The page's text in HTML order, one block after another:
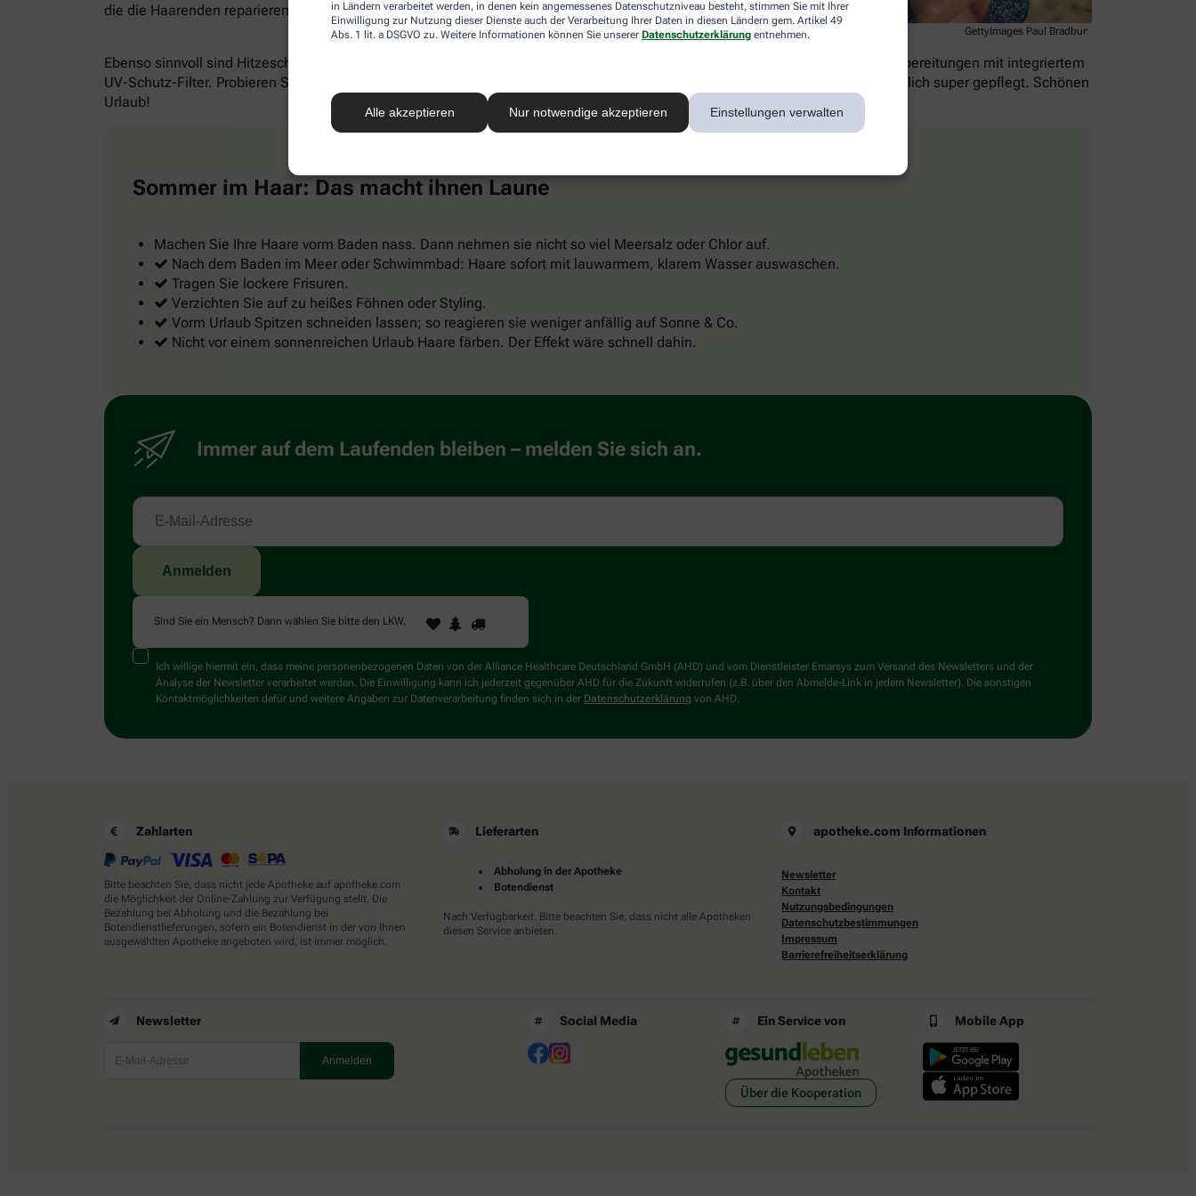
in Ländern verarbeitet werden, in denen kein angemessenes Datenschutzniveau besteht, stimmen Sie mit Ihrer
Einwilligung zur Nutzung dieser Dienste auch der Verarbeitung Ihrer Daten in diesen Ländern gem. Artikel 49
Abs. 1 lit. a DSGVO zu. Weitere Informationen können Sie unserer Datenschutzerklärung entnehmen.
Alle akzeptieren Nur notwendige akzeptieren Einstellungen verwalten
die die Haarenden reparieren und stärken.
GettyImages Paul Bradbury
Ebenso sinnvoll sind Hitzeschutzsprays mit einer Pflegeformel gegen UV-Strahlen. Für einen gefärbten Schopf gibt es extra Zubereitungen mit integriertem
UV-Schutz-Filter. Probieren Sie das gleich mal aus. Sie werden merken: Ihre Haare sehen aus wie von der Sonne geküsst, nämlich super gepflegt. Schönen
Urlaub!
Sommer im Haar: Das macht ihnen Laune
Machen Sie Ihre Haare vorm Baden nass. Dann nehmen sie nicht so viel Meersalz oder Chlor auf.
Nach dem Baden im Meer oder Schwimmbad: Haare sofort mit lauwarmem, klarem Wasser auswaschen.
Tragen Sie lockere Frisuren.
Verzichten Sie auf zu heißes Föhnen oder Styling.
Vorm Urlaub Spitzen schneiden lassen; so reagieren sie weniger anfällig auf Sonne & Co.
Nicht vor einem sonnenreichen Urlaub Haare färben. Der Effekt wäre schnell dahin.
Immer auf dem Laufenden bleiben – melden Sie sich an.
Sind Sie ein Mensch? Dann wählen Sie bitte den LKW.
Sind
Sie
ein
Mensch?
Dann
wählen
1 2
Ich willige hiermit ein, dass meine personenbezogenen Daten von der Alliance Healthcare Deutschland GmbH (AHD) und vom Dienstleister Emarsys zum Versand des Newsletters und der
Analyse der Newsletter verarbeitet werden. Die Einwilligung kann ich jederzeit gegenüber AHD für die Zukunft widerrufen (z.B. über den Abmelde-Link in jedem Newsletter). Die sonstigen
Kontaktmöglichkeiten dafür und weitere Angaben zur Datenverarbeitung finden sich in der Datenschutzerklärung von AHD.
Zahlarten
Bitte beachten Sie, dass nicht jede Apotheke auf apotheke.com
die Möglichkeit der Online-Zahlung zur Verfügung stellt. Die
Bezahlung bei Abholung und die Bezahlung bei
Botendienstlieferungen, sofern ein Botendienst in der von Ihnen
ausgewählten Apotheke angeboten wird, ist immer möglich.
Lieferarten
Abholung in der Apotheke
Botendienst
Nach Verfügbarkeit. Bitte beachten Sie, dass nicht alle Apotheken
diesen Service anbieten.
apotheke.com Informationen
Newsletter
Kontakt
Nutzungsbedingungen
Datenschutzbestimmungen
Impressum
Barrierefreiheitserklärung
Newsletter Social Media Ein Service von
Über die Kooperation
Mobile App